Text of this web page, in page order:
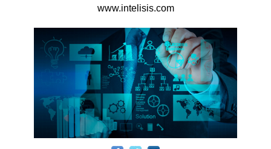
www.intelisis.com